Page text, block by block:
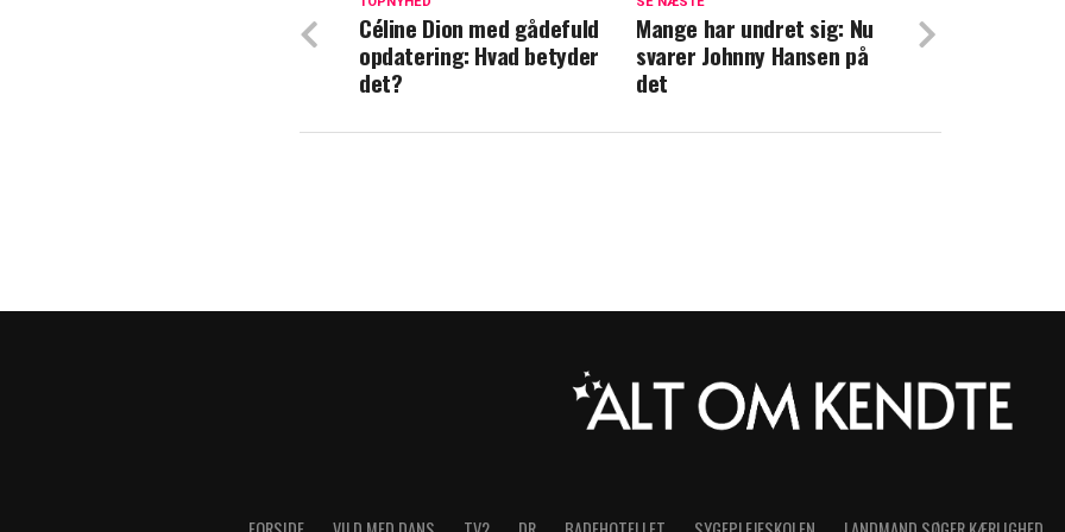
Stephania Potalivo afslører hemmelighed bag succes: Det
ville være løgn, hvis jeg sagde, at jeg ikke har"
Mange har undret sig: Nu
svarer Johnny Hansen på
det
Céline Dion med gådefuld
opdatering: Hvad betyder
det?